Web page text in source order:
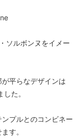
ソルボンヌをイメー
平らなデザインは
た。
プルとのコンビネー
す。